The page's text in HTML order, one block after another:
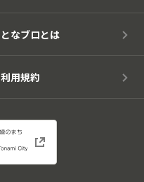
となブロとは
利用規約